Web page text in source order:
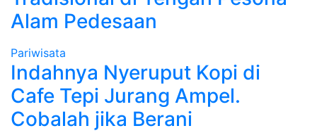
Alam Pedesaan
Pariwisata
Indahnya Nyeruput Kopi di
Cafe Tepi Jurang Ampel.
Cobalah jika Berani